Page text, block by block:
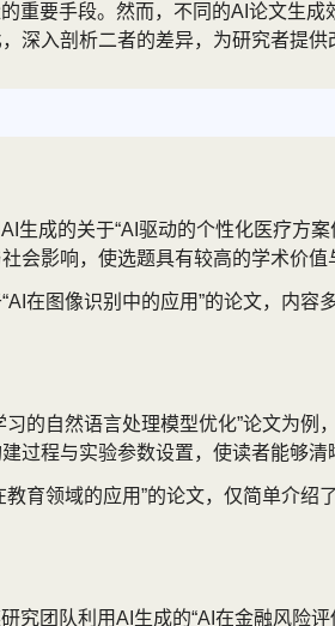
要手段。然而，不同的AI论文生
深入剖析二者的差异，为研究者提供
成的关于“AI驱动的个性化医疗方
会影响，使选题具有较高的学术价值
在图像识别中的应用”的论文，内
的自然语言处理模型优化”论文为
过程与实验参数设置，使读者能够清
育领域的应用”的论文，仅简单介
团队利用AI生成的“AI在金融风险